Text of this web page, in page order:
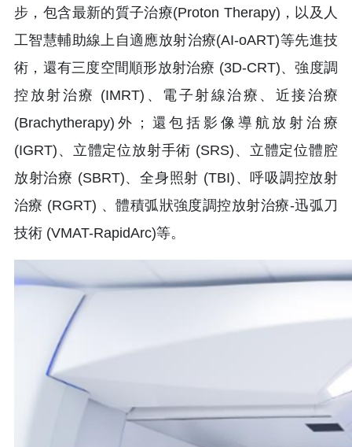
步，包含最新的質子治療(Proton Therapy)，以及人
工智慧輔助線上自適應放射治療(AI-oART)等先進技
術，還有三度空間順形放射治療 (3D-CRT)、強度調
控放射治療 (IMRT)、電子射線治療、近接治療
(Brachytherapy)外；還包括影像導航放射治療
(IGRT)、立體定位放射手術 (SRS)、立體定位體腔
放射治療 (SBRT)、全身照射 (TBI)、呼吸調控放射
治療 (RGRT) 、體積弧狀強度調控放射治療-迅弧刀
技術 (VMAT-RapidArc)等。